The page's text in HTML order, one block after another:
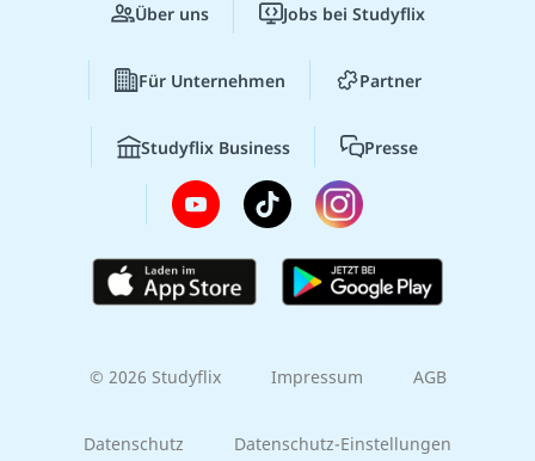
Über uns Jobs bei Studyflix
Für Unternehmen Partner
Studyflix Business Presse
© 2026 Studyflix Impressum AGB
Datenschutz Datenschutz-Einstellungen